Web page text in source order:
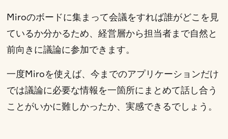
Miroのボードに集まって会議をすれば誰がどこを見
ているか分かるため、経営層から担当者まで自然と
前向きに議論に参加できます。
一度Miroを使えば、今までのアプリケーションだけ
では議論に必要な情報を一箇所にまとめて話し合う
ことがいかに難しかったか、実感できるでしょう。